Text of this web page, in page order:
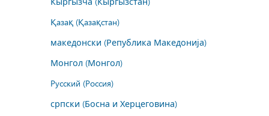
Қазақ (Қазақстан)
македонски (Република Македонија)
Монгол (Монгол)
Русский (Россия)
српски (Босна и Херцеговина)